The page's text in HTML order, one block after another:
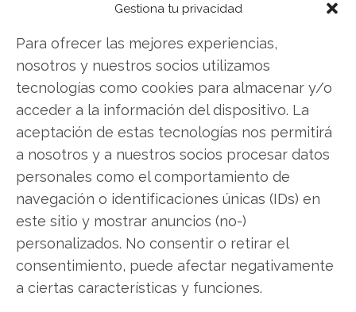
Gestiona tu privacidad
Para ofrecer las mejores experiencias,
nosotros y nuestros socios utilizamos
tecnologías como cookies para almacenar y/o
acceder a la información del dispositivo. La
aceptación de estas tecnologías nos permitirá
a nosotros y a nuestros socios procesar datos
personales como el comportamiento de
navegación o identificaciones únicas (IDs) en
este sitio y mostrar anuncios (no-)
personalizados. No consentir o retirar el
consentimiento, puede afectar negativamente
a ciertas características y funciones.
Petrobras: Doble impulso
bursátil con récords
operativos y un
macrocontrato
Las acciones de Petrobras experimentan hoy un
notable repunte impulsado por un doble factor